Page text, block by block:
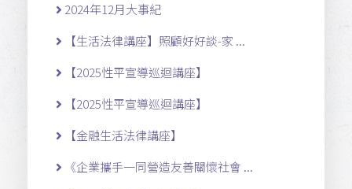
2024年12月大事紀
【生活法律講座】照顧好好談-家 ...
【2025性平宣導巡迴講座】
【2025性平宣導巡迴講座】
【金融生活法律講座】
《企業攜手一同營造友善關懷社會 ...